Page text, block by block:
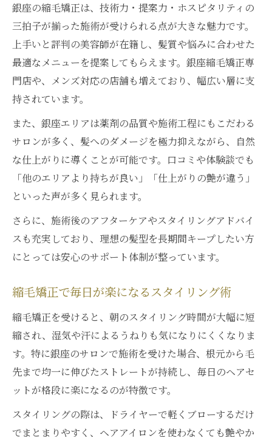
銀座の縮毛矯正は、技術力・提案力・ホスピタリティの
三拍子が揃った施術が受けられる点が大きな魅力です。
上手いと評判の美容師が在籍し、髪質や悩みに合わせた
最適なメニューを提案してもらえます。銀座縮毛矯正専
門店や、メンズ対応の店舗も増えており、幅広い層に支
持されています。
また、銀座エリアは薬剤の品質や施術工程にもこだわる
サロンが多く、髪へのダメージを極力抑えながら、自然
な仕上がりに導くことが可能です。口コミや体験談でも
「他のエリアより持ちが良い」「仕上がりの艶が違う」
といった声が多く見られます。
さらに、施術後のアフターケアやスタイリングアドバイ
スも充実しており、理想の髪型を長期間キープしたい方
にとっては安心のサポート体制が整っています。
縮毛矯正で毎日が楽になるスタイリング術
縮毛矯正を受けると、朝のスタイリング時間が大幅に短
縮され、湿気や汗によるうねりも気になりにくくなりま
す。特に銀座のサロンで施術を受けた場合、根元から毛
先まで均一に伸びたストレートが持続し、毎日のヘアセ
ットが格段に楽になるのが特徴です。
スタイリングの際は、ドライヤーで軽くブローするだけ
でまとまりやすく、ヘアアイロンを使わなくても艶やか